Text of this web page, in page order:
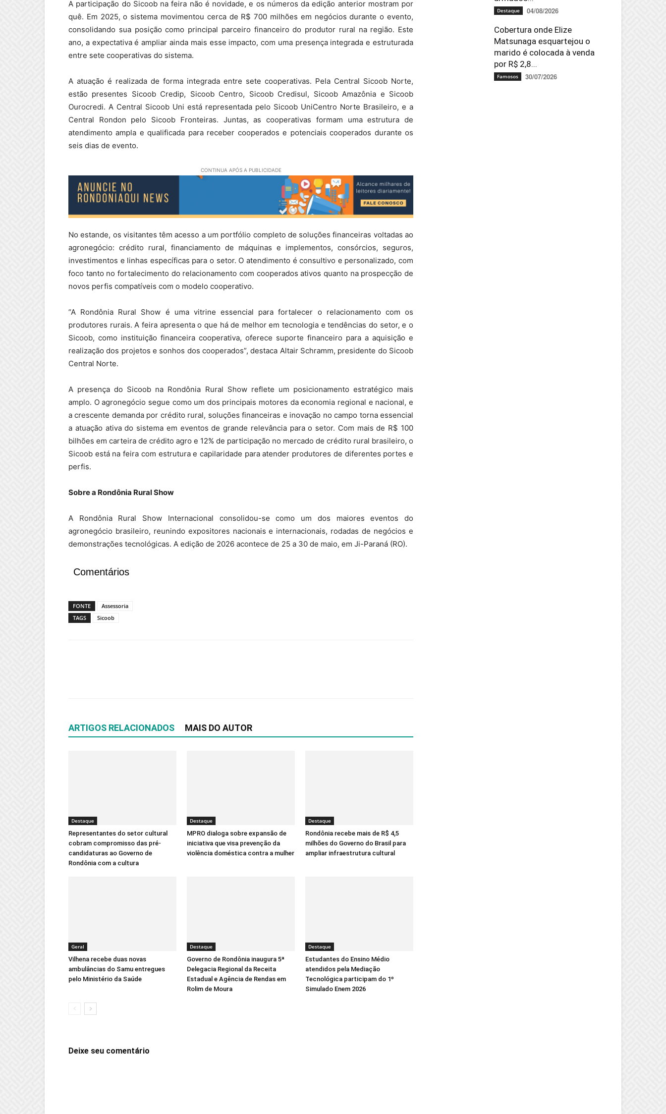
A participação do Sicoob na feira não é novidade, e os números da edição anterior mostram por
quê. Em 2025, o sistema movimentou cerca de R$ 700 milhões em negócios durante o evento,
consolidando sua posição como principal parceiro financeiro do produtor rural na região. Este
ano, a expectativa é ampliar ainda mais esse impacto, com uma presença integrada e estruturada
entre sete cooperativas do sistema.
A atuação é realizada de forma integrada entre sete cooperativas. Pela Central Sicoob Norte,
estão presentes Sicoob Credip, Sicoob Centro, Sicoob Credisul, Sicoob Amazônia e Sicoob
Ourocredi. A Central Sicoob Uni está representada pelo Sicoob UniCentro Norte Brasileiro, e a
Central Rondon pelo Sicoob Fronteiras. Juntas, as cooperativas formam uma estrutura de
atendimento ampla e qualificada para receber cooperados e potenciais cooperados durante os
seis dias de evento.
CONTINUA APÓS A PUBLICIDADE
No estande, os visitantes têm acesso a um portfólio completo de soluções financeiras voltadas ao
agronegócio: crédito rural, financiamento de máquinas e implementos, consórcios, seguros,
investimentos e linhas específicas para o setor. O atendimento é consultivo e personalizado, com
foco tanto no fortalecimento do relacionamento com cooperados ativos quanto na prospecção de
novos perfis compatíveis com o modelo cooperativo.
“A Rondônia Rural Show é uma vitrine essencial para fortalecer o relacionamento com os
produtores rurais. A feira apresenta o que há de melhor em tecnologia e tendências do setor, e o
Sicoob, como instituição financeira cooperativa, oferece suporte financeiro para a aquisição e
realização dos projetos e sonhos dos cooperados”, destaca Altair Schramm, presidente do Sicoob
Central Norte.
A presença do Sicoob na Rondônia Rural Show reflete um posicionamento estratégico mais
amplo. O agronegócio segue como um dos principais motores da economia regional e nacional, e
a crescente demanda por crédito rural, soluções financeiras e inovação no campo torna essencial
a atuação ativa do sistema em eventos de grande relevância para o setor. Com mais de R$ 100
bilhões em carteira de crédito agro e 12% de participação no mercado de crédito rural brasileiro, o
Sicoob está na feira com estrutura e capilaridade para atender produtores de diferentes portes e
perfis.
Sobre a Rondônia Rural Show
A Rondônia Rural Show Internacional consolidou-se como um dos maiores eventos do
agronegócio brasileiro, reunindo expositores nacionais e internacionais, rodadas de negócios e
demonstrações tecnológicas. A edição de 2026 acontece de 25 a 30 de maio, em Ji-Paraná (RO).
Comentários
FONTE
Assessoria
TAGS
Sicoob
ARTIGOS RELACIONADOS MAIS DO AUTOR
Destaque
Representantes do setor cultural
cobram compromisso das pré-
candidaturas ao Governo de
Rondônia com a cultura
Destaque
MPRO dialoga sobre expansão de
iniciativa que visa prevenção da
violência doméstica contra a mulher
Destaque
Rondônia recebe mais de R$ 4,5
milhões do Governo do Brasil para
ampliar infraestrutura cultural
Geral
Vilhena recebe duas novas
ambulâncias do Samu entregues
pelo Ministério da Saúde
Destaque
Governo de Rondônia inaugura 5ª
Delegacia Regional da Receita
Estadual e Agência de Rendas em
Rolim de Moura
Destaque
Estudantes do Ensino Médio
atendidos pela Mediação
Tecnológica participam do 1º
Simulado Enem 2026
Deixe seu comentário
Destaque 04/08/2026
Cobertura onde Elize
Matsunaga esquartejou o
marido é colocada à venda
por R$ 2,8...
Famosos 30/07/2026